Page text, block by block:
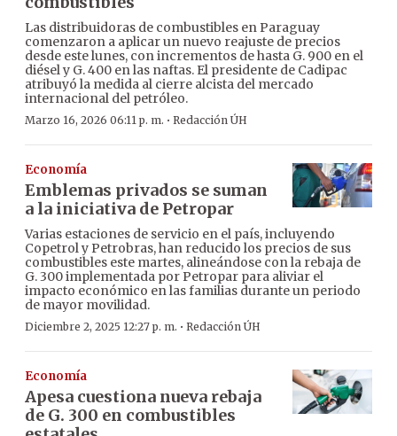
Las distribuidoras de combustibles en Paraguay
comenzaron a aplicar un nuevo reajuste de precios
desde este lunes, con incrementos de hasta G. 900 en el
diésel y G. 400 en las naftas. El presidente de Cadipac
atribuyó la medida al cierre alcista del mercado
internacional del petróleo.
Marzo 16, 2026 06:11 p. m. · Redacción ÚH
Economía
Emblemas privados se suman
a la iniciativa de Petropar
Varias estaciones de servicio en el país, incluyendo
Copetrol y Petrobras, han reducido los precios de sus
combustibles este martes, alineándose con la rebaja de
G. 300 implementada por Petropar para aliviar el
impacto económico en las familias durante un periodo
de mayor movilidad.
Diciembre 2, 2025 12:27 p. m. · Redacción ÚH
Economía
Apesa cuestiona nueva rebaja
de G. 300 en combustibles